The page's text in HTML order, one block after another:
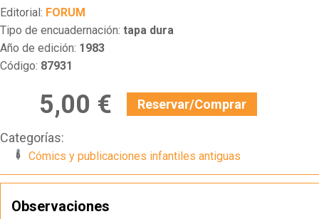
Editorial: FORUM
Tipo de encuadernación: tapa dura
Año de edición: 1983
Código: 87931
5,00 € Reservar/Comprar
Categorías:
Cómics y publicaciones infantiles antiguas
Observaciones